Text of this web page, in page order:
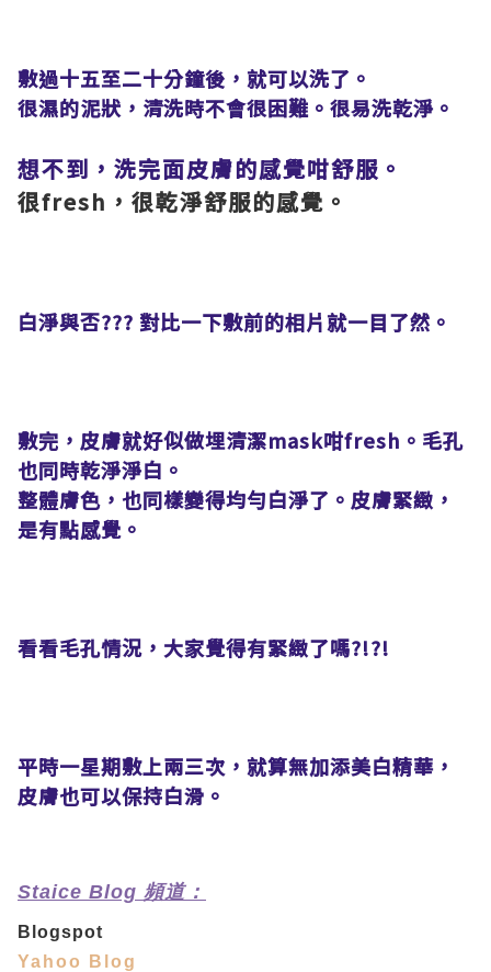
敷過十五至二十分鐘後，就可以洗了。
很濕的泥狀，清洗時不會很困難。很易洗乾淨。
想不到，洗完面皮膚的感覺咁舒服。
很fresh，很乾淨舒服的感覺。
白淨與否??? 對比一下敷前的相片就一目了然。
敷完，皮膚就好似做埋清潔mask咁fresh。毛孔
也同時乾淨淨白。
整體膚色，也同樣變得均勻白淨了。皮膚緊緻，
是有點感覺。
看看毛孔情況，大家覺得有緊緻了嗎?!?!
平時一星期敷上兩三次，就算無加添美白精華，
皮膚也可以保持白滑。
Staice Blog 頻道：
Blogspot
Yahoo Blog